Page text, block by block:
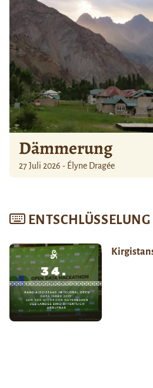
Dämmerung
27 Juli 2026 - Élyne Dragée
ENTSCHLÜSSELUNG